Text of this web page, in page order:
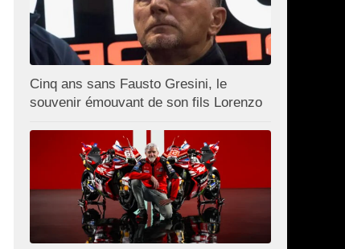
Cinq ans sans Fausto Gresini, le
souvenir émouvant de son fils Lorenzo